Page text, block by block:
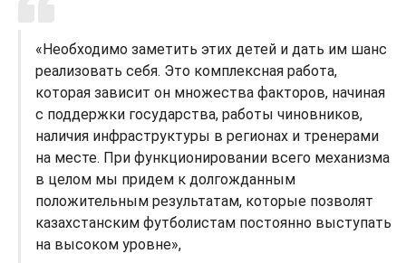
«Необходимо заметить этих детей и дать им шанс
реализовать себя. Это комплексная работа,
которая зависит он множества факторов, начиная
с поддержки государства, работы чиновников,
наличия инфраструктуры в регионах и тренерами
на месте. При функционировании всего механизма
в целом мы придем к долгожданным
положительным результатам, которые позволят
казахстанским футболистам постоянно выступать
на высоком уровне»,